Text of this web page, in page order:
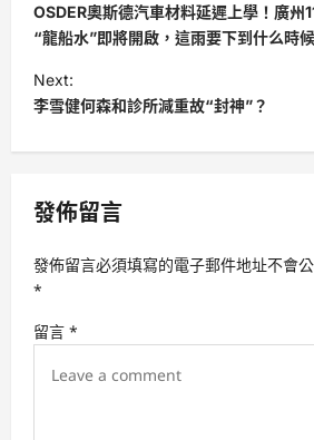
o
s
t
n
a
i
a
t
i
OSDER奧斯德汽車材料延遲上學！廣州
“龍船水”即將開啟，這雨要下到什么時
Next:
李雪健何森和診所減重故“封神”？
發佈留言
發佈留言必須填寫的電子郵件地址不會公
*
留言 *